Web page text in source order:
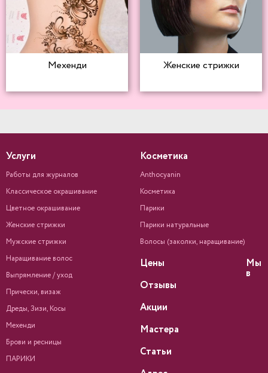
Мехенди Женские стрижки
Услуги
Работы для журналов
Классическое окрашивание
Цветное окрашивание
Женские стрижки
Мужские стрижки
Наращивание волос
Выпрямление / уход
Прически, визаж
Дреды, Зизи, Косы
Мехенди
Брови и ресницы
ПАРИКИ
Косметика
Anthocyanin
Косметика
Парики
Парики натуральные
Волосы (заколки, наращивание)
Цены
Отзывы
Акции
Мастера
Статьи
Мы
в